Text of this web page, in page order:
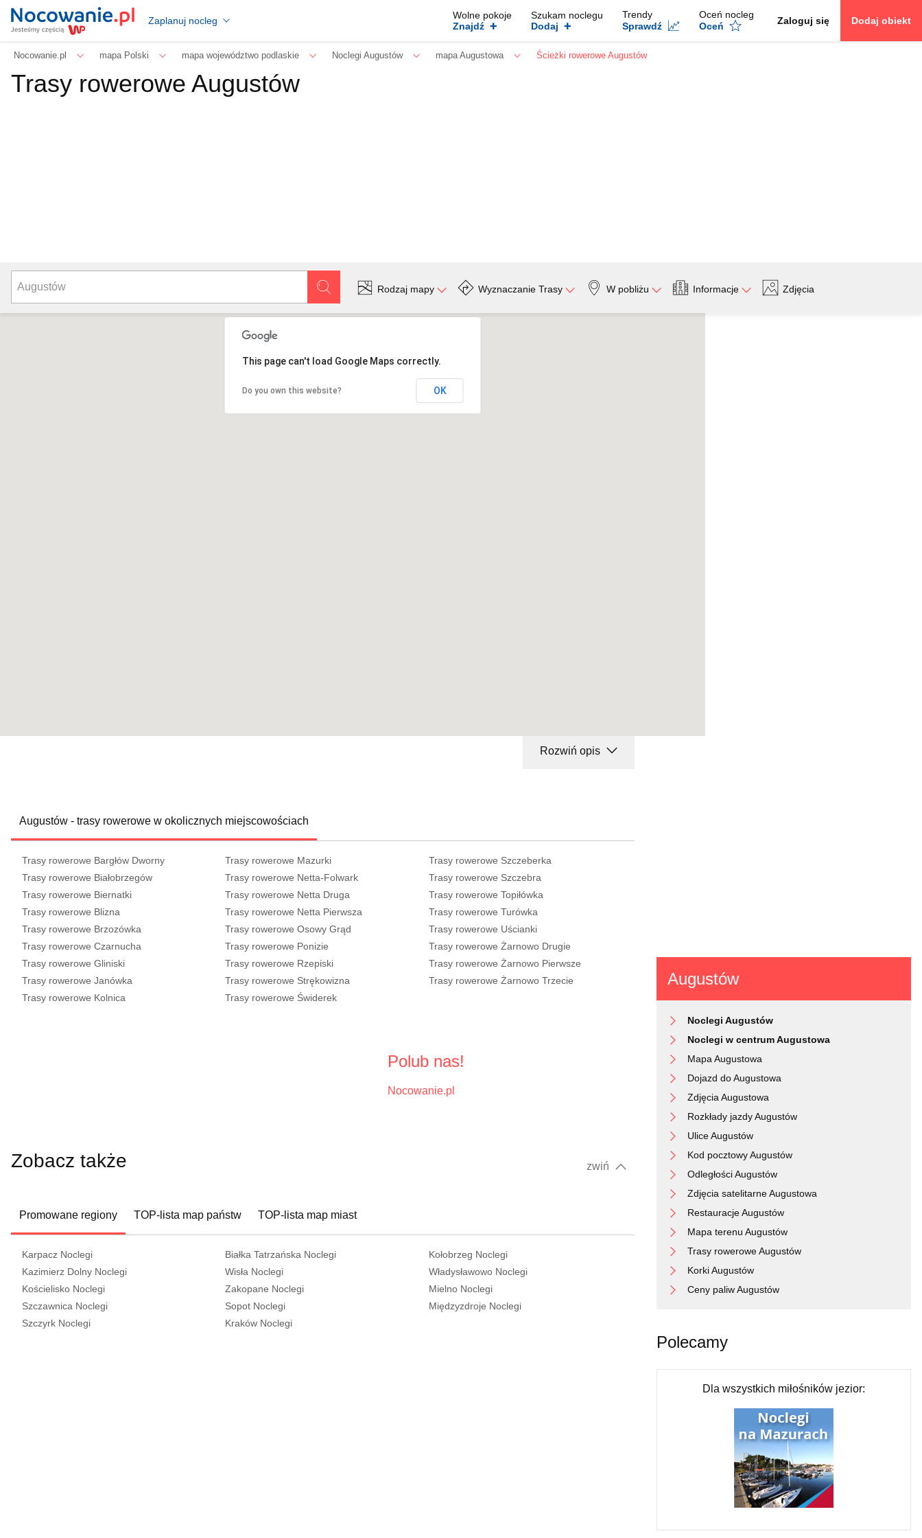
Zaplanuj nocleg
Wolne pokoje
Znajdź +
Szukam noclegu
Dodaj +
Trendy
Sprawdź
Oceń nocleg
Oceń
Zaloguj się Dodaj obiekt
Nocowanie.pl mapa Polski mapa województwo podlaskie Noclegi Augustów mapa Augustowa Ścieżki rowerowe Augustów
Trasy rowerowe Augustów
Rodzaj mapy Wyznaczanie Trasy W pobliżu Informacje Zdjęcia
This page can't load Google Maps correctly.
Do you own this website? OK
Rozwiń opis
Augustów - trasy rowerowe w okolicznych miejscowościach
Trasy rowerowe Bargłów Dworny
Trasy rowerowe Białobrzegów
Trasy rowerowe Biernatki
Trasy rowerowe Blizna
Trasy rowerowe Brzozówka
Trasy rowerowe Czarnucha
Trasy rowerowe Gliniski
Trasy rowerowe Janówka
Trasy rowerowe Kolnica
Trasy rowerowe Mazurki
Trasy rowerowe Netta-Folwark
Trasy rowerowe Netta Druga
Trasy rowerowe Netta Pierwsza
Trasy rowerowe Osowy Grąd
Trasy rowerowe Ponizie
Trasy rowerowe Rzepiski
Trasy rowerowe Strękowizna
Trasy rowerowe Świderek
Trasy rowerowe Szczeberka
Trasy rowerowe Szczebra
Trasy rowerowe Topiłówka
Trasy rowerowe Turówka
Trasy rowerowe Uścianki
Trasy rowerowe Żarnowo Drugie
Trasy rowerowe Żarnowo Pierwsze
Trasy rowerowe Żarnowo Trzecie
Polub nas!
Nocowanie.pl
Zobacz także zwiń
Promowane regiony TOP-lista map państw TOP-lista map miast
Karpacz Noclegi
Kazimierz Dolny Noclegi
Kościelisko Noclegi
Szczawnica Noclegi
Szczyrk Noclegi
Białka Tatrzańska Noclegi
Wisła Noclegi
Zakopane Noclegi
Sopot Noclegi
Kraków Noclegi
Kołobrzeg Noclegi
Władysławowo Noclegi
Mielno Noclegi
Międzyzdroje Noclegi
Augustów
Noclegi Augustów
Noclegi w centrum Augustowa
Mapa Augustowa
Dojazd do Augustowa
Zdjęcia Augustowa
Rozkłady jazdy Augustów
Ulice Augustów
Kod pocztowy Augustów
Odległości Augustów
Zdjęcia satelitarne Augustowa
Restauracje Augustów
Mapa terenu Augustów
Trasy rowerowe Augustów
Korki Augustów
Ceny paliw Augustów
Polecamy
Dla wszystkich miłośników jezior: